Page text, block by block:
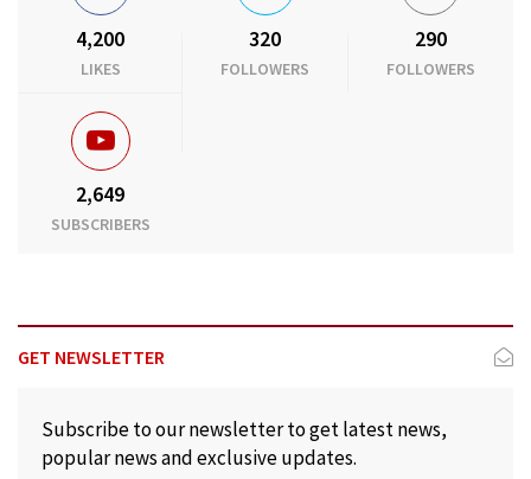
4,200
LIKES
320
FOLLOWERS
290
FOLLOWERS
2,649
SUBSCRIBERS
GET NEWSLETTER
Subscribe to our newsletter to get latest news,
popular news and exclusive updates.